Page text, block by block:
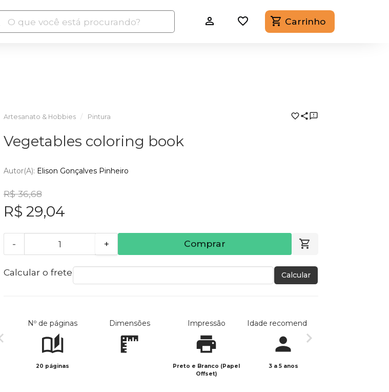
Carrinho
Artesanato & Hobbies Pintura
Vegetables coloring book
Autor(a): Elison Gonçalves Pinheiro
R$ 36,68
R$ 29,04
- + Comprar
Calcular o frete Calcular
Nº de páginas
20 páginas
Dimensões Impressão
Preto e Branco (Papel
Offset)
Idade recomendada
3 a 5 anos